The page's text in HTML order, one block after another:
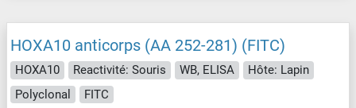
HOXA10 anticorps (AA 252-281) (FITC)
HOXA10 Reactivité: Souris WB, ELISA
Hôte: Lapin
Polyclonal
FITC